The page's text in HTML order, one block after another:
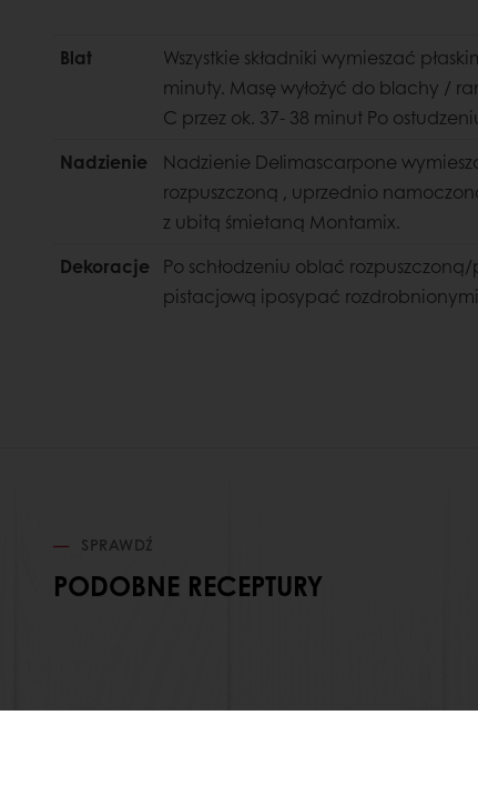
Blat
Wszystkie składniki wymieszać
minuty. Masę wyłożyć do blachy /
C przez ok. 37- 38 minut Po
Nadzienie
Nadzienie Delimascarpone
rozpuszczoną , uprzednio
z ubitą śmietaną Montamix.
Dekoracje
Po schłodzeniu oblać
pistacjową iposypać
SPRAWDŹ
PODOBNE RECEPTURY